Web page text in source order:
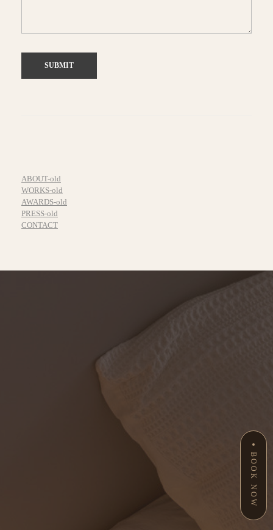
ABOUT-old
WORKS-old
AWARDS-old
PRESS-old
CONTACT
BOOK NOW